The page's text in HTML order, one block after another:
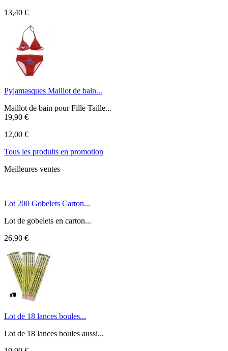
13,40 €
Pyjamasques Maillot de bain...
Maillot de bain pour Fille Taille...
19,90 €
12,00 €
Tous les produits en promotion
Meilleures ventes
Lot 200 Gobelets Carton...
Lot de gobelets en carton...
26,90 €
Lot de 18 lances boules...
Lot de 18 lances boules aussi...